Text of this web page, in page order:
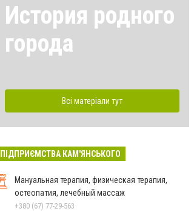
История родного
города
Всі матеріали тут
ПІДПРИЄМСТВА КАМ'ЯНСЬКОГО
Мануальная терапия, физическая терапия,
остеопатия, лечебный массаж
+380 (67) 77-29-563